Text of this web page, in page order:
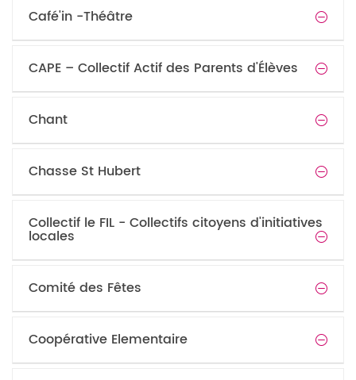
Café'in -Théâtre
CAPE – Collectif Actif des Parents d'Élèves
Chant
Chasse St Hubert
Collectif le FIL - Collectifs citoyens d'initiatives
locales
Comité des Fêtes
Coopérative Elementaire